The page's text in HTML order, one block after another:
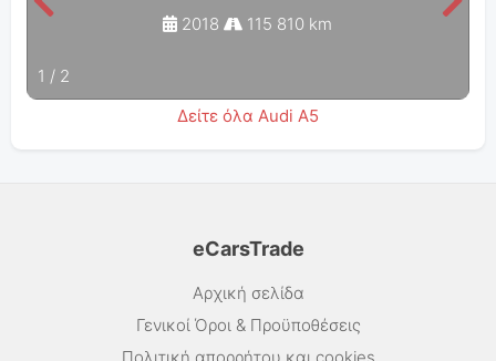
2018 115 810 km
1 / 2
Δείτε όλα Audi A5
eCarsTrade
Αρχική σελίδα
Γενικοί Όροι & Προϋποθέσεις